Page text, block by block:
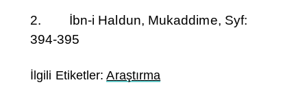
2. İbn-i Haldun, Mukaddime, Syf:
394-395
İlgili Etiketler:Araştırma